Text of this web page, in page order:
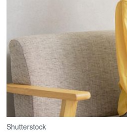
Shutterstock